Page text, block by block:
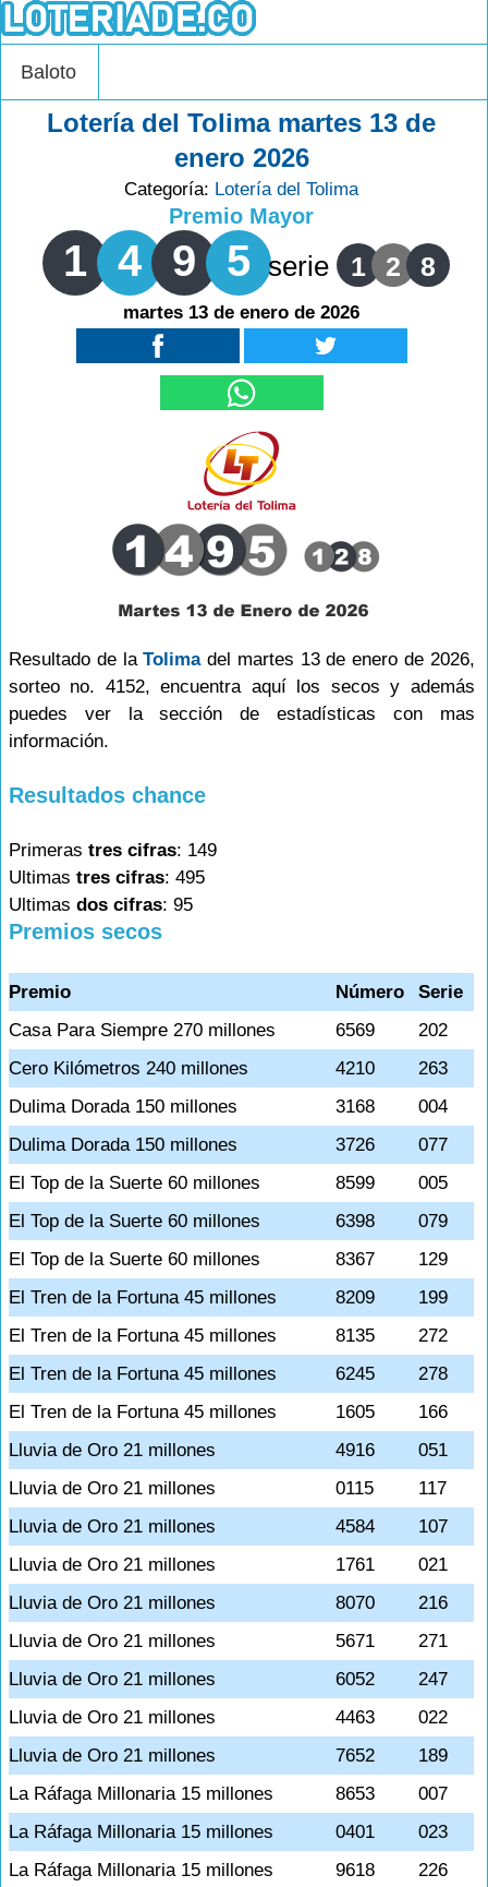
Baloto
Lotería del Tolima martes 13 de
enero 2026
Categoría: Lotería del Tolima
Premio Mayor
1 4 9 5 serie 1 2 8
martes 13 de enero de 2026
Resultado de laTolimadel martes 13 de enero de 2026,
sorteo no. 4152, encuentra aquí los secos y además
puedes ver la sección de estadísticas con mas
información.
Resultados chance
Primeras tres cifras: 149
Ultimas tres cifras: 495
Ultimas dos cifras: 95
Premios secos
Premio Número
Serie
Casa Para Siempre 270 millones
6569
202
Cero Kilómetros 240 millones
4210
263
Dulima Dorada 150 millones
3168
004
Dulima Dorada 150 millones
3726
077
El Top de la Suerte 60 millones
8599
005
El Top de la Suerte 60 millones
6398
079
El Top de la Suerte 60 millones
8367
129
El Tren de la Fortuna 45 millones
8209
199
El Tren de la Fortuna 45 millones
8135
272
El Tren de la Fortuna 45 millones
6245
278
El Tren de la Fortuna 45 millones
1605
166
Lluvia de Oro 21 millones
4916
051
Lluvia de Oro 21 millones
0115
117
Lluvia de Oro 21 millones
4584
107
Lluvia de Oro 21 millones
1761
021
Lluvia de Oro 21 millones
8070
216
Lluvia de Oro 21 millones
5671
271
Lluvia de Oro 21 millones
6052
247
Lluvia de Oro 21 millones
4463
022
Lluvia de Oro 21 millones
7652
189
La Ráfaga Millonaria 15 millones
8653
007
La Ráfaga Millonaria 15 millones
0401
023
La Ráfaga Millonaria 15 millones
9618
226